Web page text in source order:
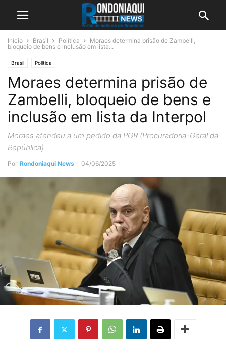
Início Brasil Política
Moraes determina prisão de Zambelli,
bloqueio de bens e inclusão em lista...
Brasil Política
Moraes determina prisão de
Zambelli, bloqueio de bens e
inclusão em lista da Interpol
Moraes atendeu a um pedido da PGR (Procuradoria-Geral da
República)
Por Rondoniaqui News - 04/06/2025